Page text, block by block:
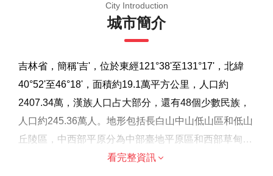
City Introduction
城市簡介
吉林省，簡稱'吉'，位於東經121°38'至131°17'，北緯
40°52'至46°18'，面積約19.1萬平方公里，人口約
2407.34萬，漢族人口占大部分，還有48個少數民族，
人口約245.36萬人。地形包括長白山中山低山區和低山
丘陵區，中西部平原分為中部臺地平原區和西部草甸、
湖泊、溼地、沙地區，歷史上屬於不同朝代區域。因為
看完整資訊